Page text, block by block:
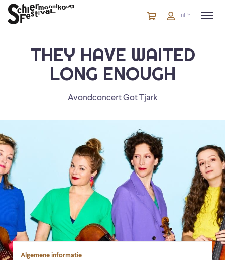
Winkelmandje
artikelen
Account
nl
THEY HAVE WAITED
LONG ENOUGH
Avondconcert Got Tjark
Algemene informatie